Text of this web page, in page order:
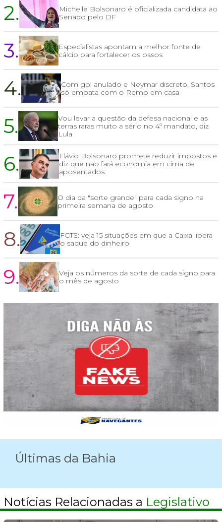
2.
Michelle Bolsonaro é oficializada candidata ao
Senado pelo DF
3.
Especialistas apontam a melhor fonte de
cálcio para fortalecer os ossos
4.
Com gol anulado e Neymar discreto, Santos
só empata com o Remo em casa
5.
Vou levar a questão da defesa nacional e as
terras raras muito a sério no 4º mandato, diz
Lula
6.
Flávio Bolsonaro promete reduzir impostos e
diz que não fará economia em cima de
aposentados
7.
O dia da "sorte grande" para cada signo na
primeira semana de agosto
8.
FGTS: veja 15 situações em que a Caixa libera
o saque do dinheiro
9.
Veja os números da sorte de cada signo para
o mês de agosto
Últimas da Bahia
Notícias Relacionadas a Legislativo